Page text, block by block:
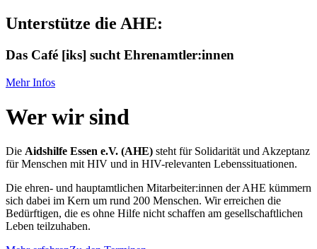
Unterstütze die AHE:
Das Café [iks] sucht Ehrenamtler:innen
Mehr Infos
Wer wir sind
Die Aidshilfe Essen e.V. (AHE) steht für Solidarität und Akzeptanz
für Menschen mit HIV und in HIV-relevanten Lebenssituationen.
Die ehren- und hauptamtlichen Mitarbeiter:innen der AHE kümmern
sich dabei im Kern um rund 200 Menschen. Wir erreichen die
Bedürftigen, die es ohne Hilfe nicht schaffen am gesellschaftlichen
Leben teilzuhaben.